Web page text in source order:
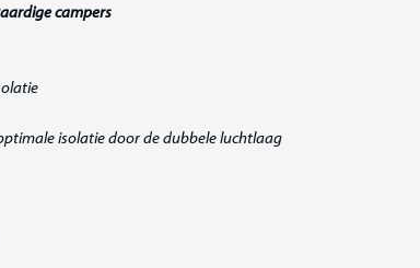
campers
isolatie door de dubbele luchtlaag